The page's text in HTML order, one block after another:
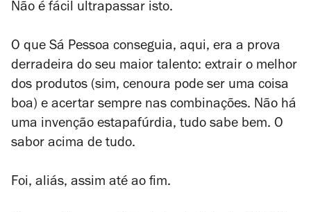
Não é fácil ultrapassar isto.
O que Sá Pessoa conseguia, aqui, era a prova
derradeira do seu maior talento: extrair o melhor
dos produtos (sim, cenoura pode ser uma coisa
boa) e acertar sempre nas combinações. Não há
uma invenção estapafúrdia, tudo sabe bem. O
sabor acima de tudo.
Foi, aliás, assim até ao fim.